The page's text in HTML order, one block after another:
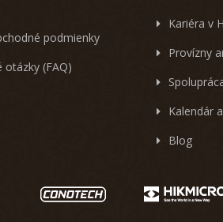
podmienky
otázky (FAQ)
Kariéra v
Provízny
Kalendár
Blog